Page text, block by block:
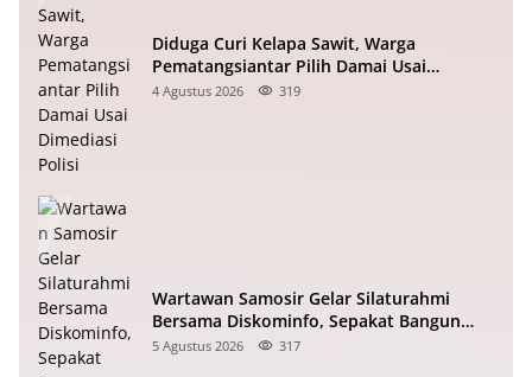
Diduga Curi Kelapa Sawit, Warga
Pematangsiantar Pilih Damai Usai
Dimediasi Polisi
4 Agustus 2026 319
Wartawan Samosir Gelar Silaturahmi
Bersama Diskominfo, Sepakat Bangun
Komunikasi Konstruktif
5 Agustus 2026 317